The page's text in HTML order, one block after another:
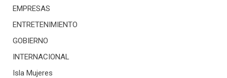
EMPRESAS
ENTRETENIMIENTO
GOBIERNO
INTERNACIONAL
Isla Mujeres